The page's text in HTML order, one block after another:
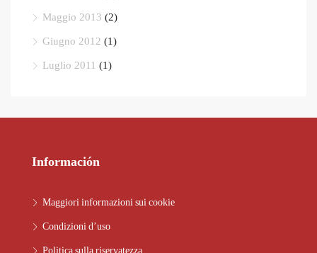
Maggio 2013 (2)
Giugno 2012 (1)
Luglio 2011 (1)
Información
Maggiori informazioni sui cookie
Condizioni d’uso
Politica sulla riservatezza